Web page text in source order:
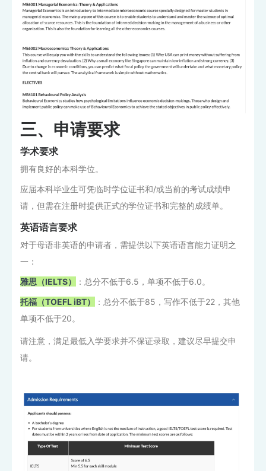
三、申请要求
学术要求
拥有良好的本科学位。
应届本科毕业生可凭临时学位证书和/或当前的考试成绩申
请，但需在注册时提供正式的学位证书和完整的成绩单。
英语语言要求
对于母语非英语的申请者，需提供以下英语语言能力证明之
一：
雅思（IELTS）
：总分不低于6.5，单项不低于6.0。
托福（TOEFL iBT）
：总分不低于85，写作不低于22，其他
单项不低于20。
请注意，满足最低入学要求并不保证录取，建议尽早提交申
请。